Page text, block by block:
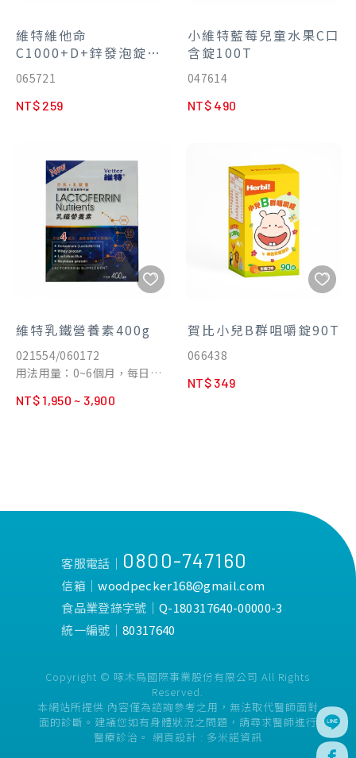
維特維他命
C1000+D+鋅發泡錠
20T
065721
NT$ 259
小維特藍莓兒童水果C口
含錠100T
047614
NT$ 490
維特乳鐵營養素400g
021554/060172
用法用量：0~6個月，每日
月~1歲，每日2~3次，每次添
NT$ 1,950 ~ 3,900
賀比小兒B群咀嚼錠90T
066438
NT$ 349
客服電話│ 0800-747160
信箱│woodpecker168@gmail.com
食品業登錄字號│Q-180317640-00000-3
統一編號│80317640
Copyright © 啄木鳥國際事業股份有限公司 All Rights
Reserved.
本網站所提供 內容僅為諮詢參考之用，無法取代醫師面對
面的診斷。建議您如有身體狀況之問題，請尋求醫師進行
醫療診治。 網頁設計 : 多米諾資訊